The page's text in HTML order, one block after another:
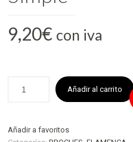
9,20€ con iva
Añadir al carrito
Añadir a favoritos